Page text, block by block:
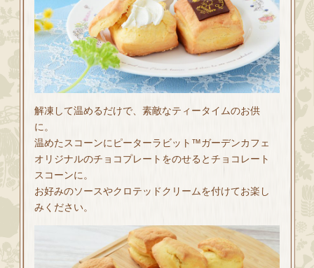
解凍して温めるだけで、素敵なティータイムのお供
に。
温めたスコーンにピーターラビット™ガーデンカフェ
オリジナルのチョコプレートをのせるとチョコレート
スコーンに。
お好みのソースやクロテッドクリームを付けてお楽し
みください。